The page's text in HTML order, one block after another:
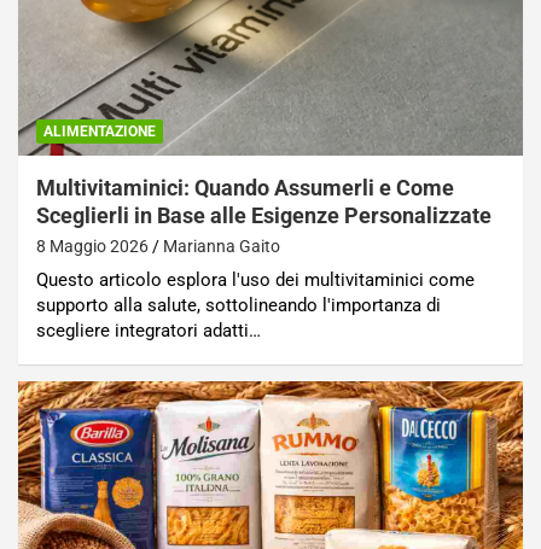
ALIMENTAZIONE
Multivitaminici: Quando Assumerli e Come
Sceglierli in Base alle Esigenze Personalizzate
8 Maggio 2026 Marianna Gaito
Questo articolo esplora l'uso dei multivitaminici come
supporto alla salute, sottolineando l'importanza di
scegliere integratori adatti…